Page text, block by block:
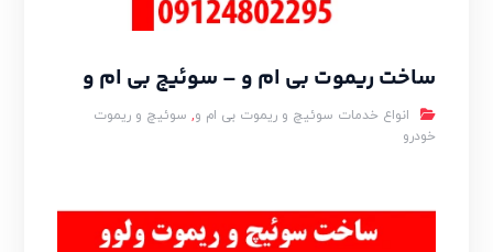
ساخت ریموت بی ام و – سوئیچ بی ام و
انواع خدمات سوئیچ و ریموت بی ام و, سوئیچ و ریموت
خودرو